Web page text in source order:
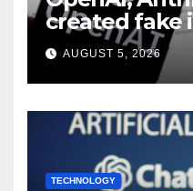
created fake
during UK
Report
AUGUST 5, 2026
TECHNOLOGY